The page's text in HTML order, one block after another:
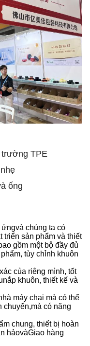
TPE
ống
ứngvà chúng ta có
triển sản phẩm và thiết
gồm một bộ đầy đủ
tùy chỉnh khuôn
của riêng mình, tốt
nắp khuôn, thiết kế và
máy chai mà có thể
chuyển,mà có năng
chung, thiết bị hoàn
hảovàGiao hàng